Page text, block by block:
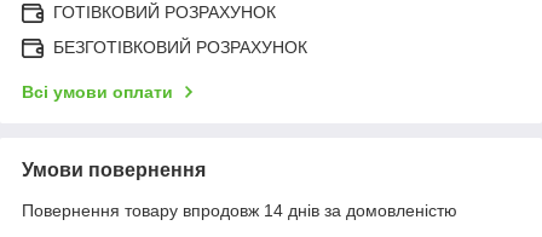
ГОТІВКОВИЙ РОЗРАХУНОК
БЕЗГОТІВКОВИЙ РОЗРАХУНОК
Всі умови оплати
Умови повернення
Повернення товару впродовж 14 днів за домовленістю